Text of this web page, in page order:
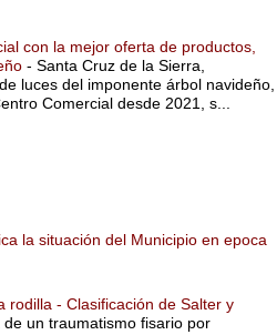
con la mejor oferta de productos,
- Santa Cruz de la Sierra,
luces del imponente árbol navideño,
Comercial desde 2021, s...
la situación del Municipio en epoca
rodilla - Clasificación de Salter y
de un traumatismo fisario por